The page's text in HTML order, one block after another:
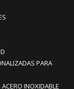
PARA
INOXIDABLE